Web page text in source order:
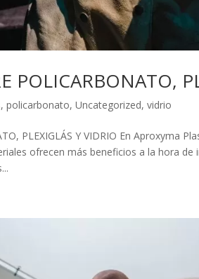
POLICARBONATO,
,policarbonato,Uncategorized,vidrio
PLEXIGLÁS Y VIDRIO En Aproxyma
ofrecen más beneficios a la hora